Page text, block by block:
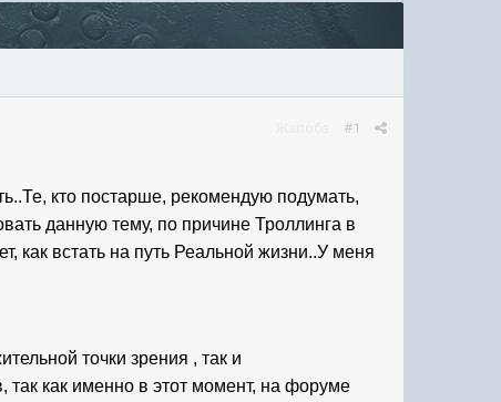
#1
кто постарше, рекомендую подумать,
данную тему, по причине Троллинга в
как встать на путь Реальной жизни..У меня
точки зрения , так и
как именно в этот момент, на форуме